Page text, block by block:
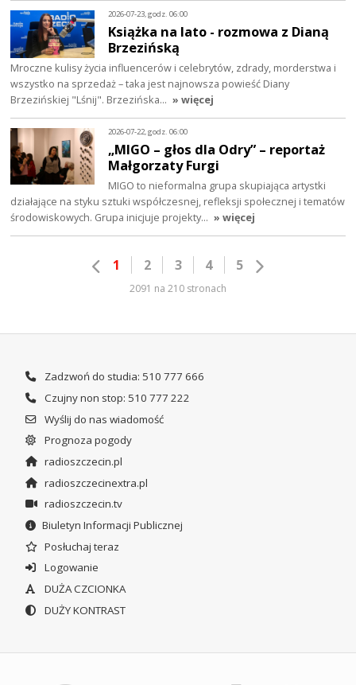
2026-07-23, godz. 06:00
Książka na lato - rozmowa z Dianą
Brzezińską
Mroczne kulisy życia influencerów i celebrytów, zdrady, morderstwa i
wszystko na sprzedaż – taka jest najnowsza powieść Diany
Brzezińskiej "Lśnij". Brzezińska… » więcej
2026-07-22, godz. 06:00
„MIGO – głos dla Odry” – reportaż
Małgorzaty Furgi
MIGO to nieformalna grupa skupiająca artystki
działające na styku sztuki współczesnej, refleksji społecznej i tematów
środowiskowych. Grupa inicjuje projekty… » więcej
1 2 3 4 5
2091 na 210 stronach
Zadzwoń do studia: 510 777 666
Czujny non stop: 510 777 222
Wyślij do nas wiadomość
Prognoza pogody
radioszczecin.pl
radioszczecinextra.pl
radioszczecin.tv
Biuletyn Informacji Publicznej
Posłuchaj teraz
Logowanie
DUŻA CZCIONKA
DUŻY KONTRAST